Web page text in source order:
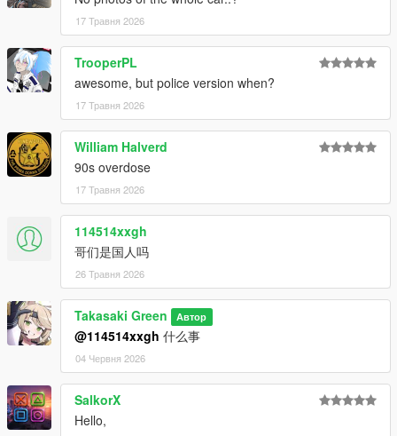
17 Травня 2026
TrooperPL
awesome, but police version when?
17 Травня 2026
William Halverd
90s overdose
17 Травня 2026
114514xxgh
哥们是国人吗
26 Травня 2026
Takasaki Green Автор
@114514xxgh 什么事
04 Червня 2026
SalkorX
Hello,